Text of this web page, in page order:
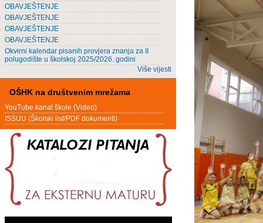
OBAVJEŠTENJE
OBAVJEŠTENJE
OBAVJEŠTENJE
OBAVJEŠTENJE
Okvirni kalendar pisanih provjera znanja za II
polugodište u školskoj 2025/2026. godini
Više vijesti
OŠHK na društvenim mrežama
YouTube kanal škole (Video)
ISSUU (Školski list/PDF dokumenti)